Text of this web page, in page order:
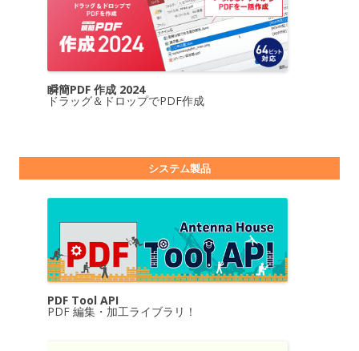
瞬簡PDF 作成 2024
ドラッグ＆ドロップでPDF作成
システム製品
PDF Tool API
PDF 編集・加工ライブラリ！